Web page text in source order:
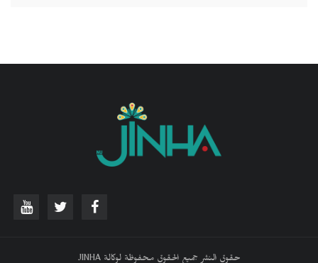
حقوق النشر جميع الحقوق محفوظة لوكالة JINHA